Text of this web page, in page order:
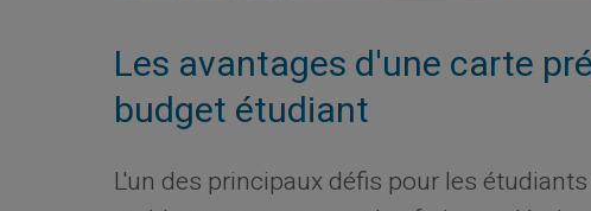
Les avantages d'une carte
budget étudiant
L'un des principaux défis pour les